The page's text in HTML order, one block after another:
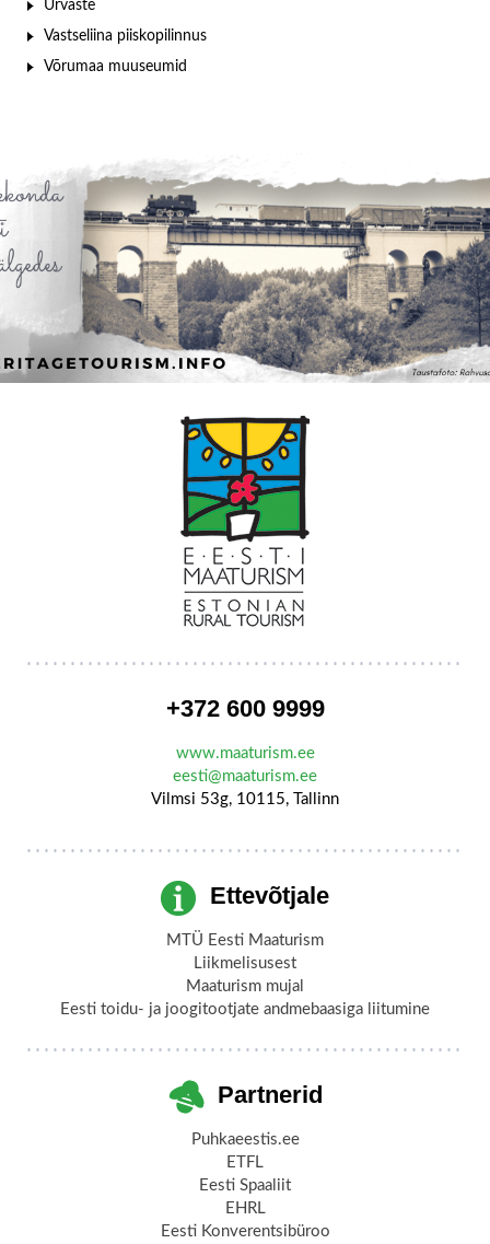
Urvaste
Vastseliina piiskopilinnus
Võrumaa muuseumid
+372 600 9999
www.maaturism.ee
eesti@maaturism.ee
Vilmsi 53g, 10115, Tallinn
Ettevõtjale
MTÜ Eesti Maaturism
Liikmelisusest
Maaturism mujal
Eesti toidu- ja joogitootjate andmebaasiga liitumine
Partnerid
Puhkaeestis.ee
ETFL
Eesti Spaaliit
EHRL
Eesti Konverentsibüroo